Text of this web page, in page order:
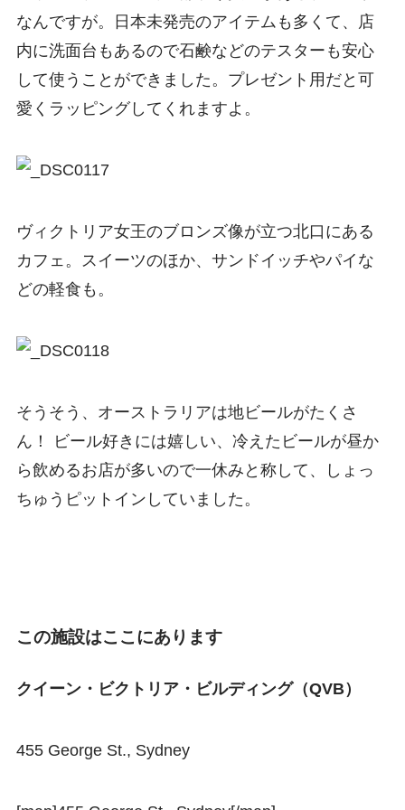
なんですが。日本未発売のアイテムも多くて、店
内に洗面台もあるので石鹸などのテスターも安心
して使うことができました。プレゼント用だと可
愛くラッピングしてくれますよ。
ヴィクトリア女王のブロンズ像が立つ北口にある
カフェ。スイーツのほか、サンドイッチやパイな
どの軽食も。
そうそう、オーストラリアは地ビールがたくさ
ん！ ビール好きには嬉しい、冷えたビールが昼か
ら飲めるお店が多いので一休みと称して、しょっ
ちゅうピットインしていました。
この施設はここにあります
クイーン・ビクトリア・ビルディング（QVB）
455 George St., Sydney